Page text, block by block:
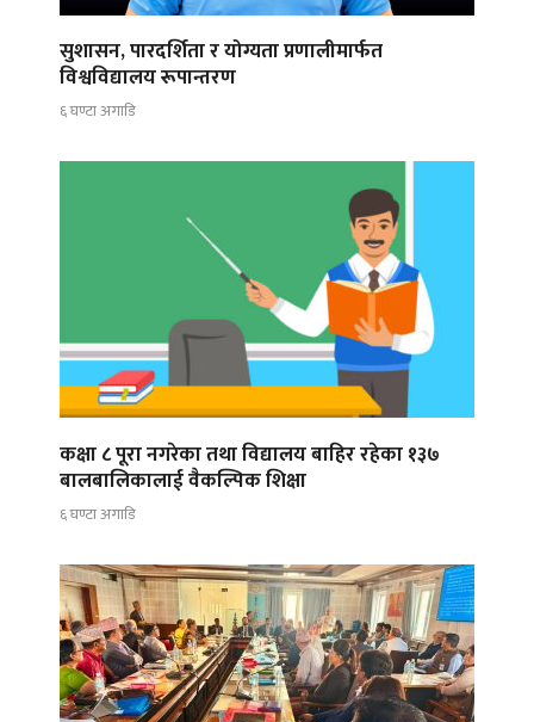
सुशासन, पारदर्शिता र योग्यता प्रणालीमार्फत
विश्वविद्यालय रूपान्तरण
६ घण्टा अगाडि
कक्षा ८ पूरा नगरेका तथा विद्यालय बाहिर रहेका १३७
बालबालिकालाई वैकल्पिक शिक्षा
६ घण्टा अगाडि